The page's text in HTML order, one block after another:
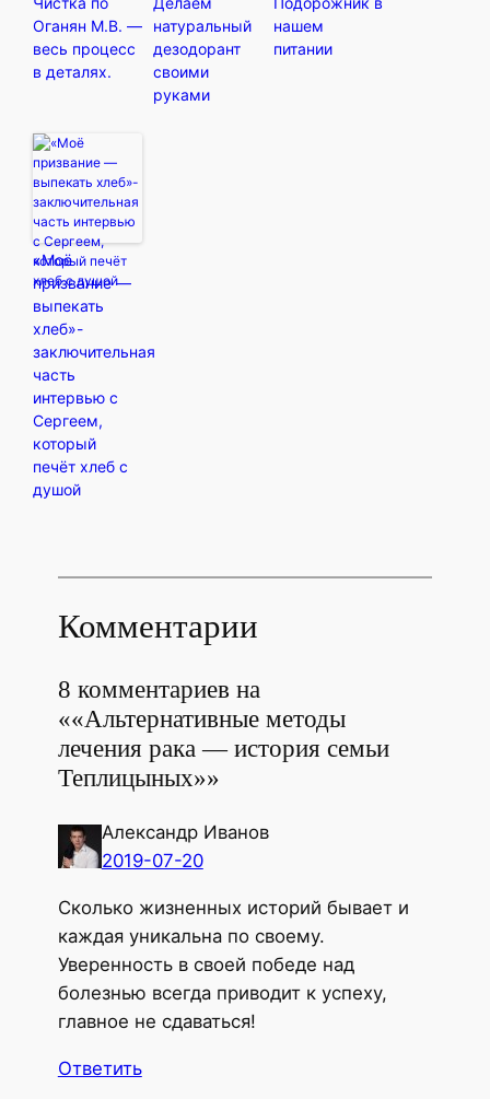
Оганян М.В. —
весь процесс
в деталях.
натуральный
дезодорант
своими
руками
нашем
питании
«Моё
призвание —
выпекать
хлеб»-
заключительная
часть
интервью с
Сергеем,
который
печёт хлеб с
душой
Комментарии
8 комментариев на
««Альтернативные методы
лечения рака — история семьи
Теплицыных»»
Александр Иванов
2019-07-20
Сколько жизненных историй бывает и
каждая уникальна по своему.
Уверенность в своей победе над
болезнью всегда приводит к успеху,
главное не сдаваться!
Ответить